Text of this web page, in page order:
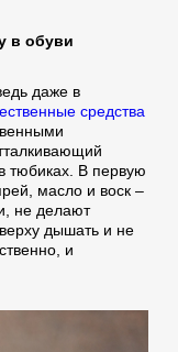
в обуви
даже в
средства
тюбиках. В первую
масло и воск –
не делают
дышать и не
и